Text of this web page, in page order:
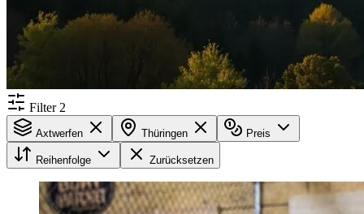
Filter 2
Axtwerfen Thüringen Preis
Reihenfolge Zurücksetzen